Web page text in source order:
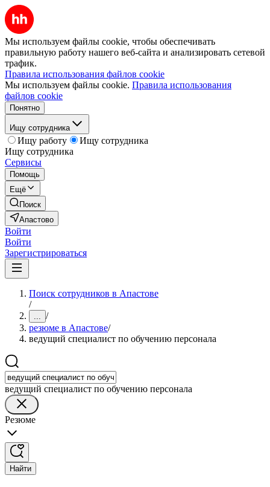
Мы используем файлы cookie, чтобы обеспечивать
правильную работу нашего веб-сайта и анализировать сетевой
трафик.
Правила использования файлов cookie
Мы используем файлы cookie. Правила использования
файлов cookie
Понятно
Ищу сотрудника
Ищу работу
Ищу сотрудника
Ищу сотрудника
Сервисы
Помощь
Ещё
Поиск
Апастово
Войти
Войти
Зарегистрироваться
Поиск сотрудников в Апастове
/
... /
резюме в Апастове/
ведущий специалист по обучению персонала
ведущий специалист по обучению персонала
Резюме
Найти